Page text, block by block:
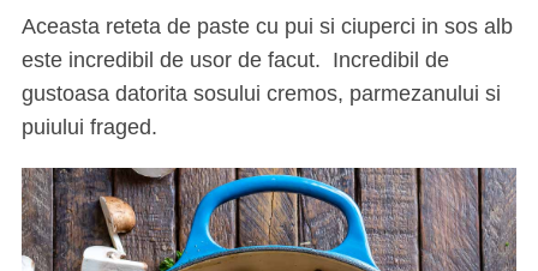
Aceasta reteta de paste cu pui si ciuperci in sos alb
este incredibil de usor de facut. Incredibil de
gustoasa datorita sosului cremos, parmezanului si
puiului fraged.